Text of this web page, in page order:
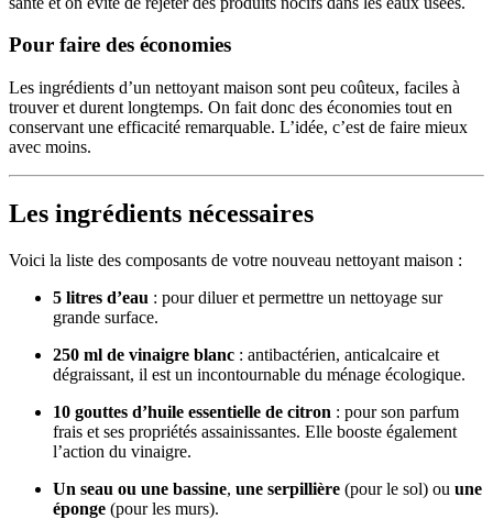
Pour faire des économies
Les ingrédients d’un nettoyant maison sont peu coûteux, faciles à
trouver et durent longtemps. On fait donc des économies tout en
conservant une efficacité remarquable. L’idée, c’est de faire mieux
avec moins.
Les ingrédients nécessaires
Voici la liste des composants de votre nouveau nettoyant maison :
5 litres d’eau : pour diluer et permettre un nettoyage sur
grande surface.
250 ml de vinaigre blanc : antibactérien, anticalcaire et
dégraissant, il est un incontournable du ménage écologique.
10 gouttes d’huile essentielle de citron : pour son parfum
frais et ses propriétés assainissantes. Elle booste également
l’action du vinaigre.
Un seau ou une bassine, une serpillière (pour le sol) ou une
éponge (pour les murs).